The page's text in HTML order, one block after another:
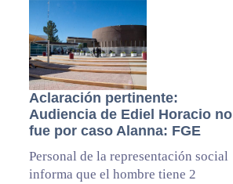
Aclaración pertinente:
Audiencia de Ediel Horacio no
fue por caso Alanna: FGE
Personal de la representación social
informa que el hombre tiene 2